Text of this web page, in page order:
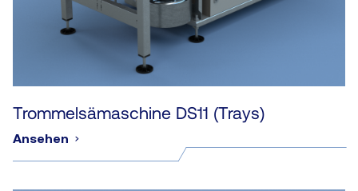
Trommelsämaschine DS11 (Trays)
Ansehen